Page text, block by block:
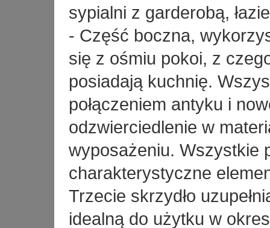
sypialni z garderobą,
- Część boczna,
się z ośmiu pokoi, z
posiadają kuchnię.
połączeniem antyku i
odzwierciedlenie w
wyposażeniu. Wszystkie
charakterystyczne
Trzecie skrzydło
idealną do użytku w